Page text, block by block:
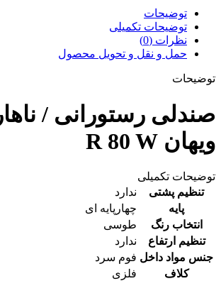
توضیحات
توضیحات تکمیلی
نظرات (0)
حمل و نقل و تحویل محصول
توضیحات
صندلی رستورانی /
ویهان R 80 W
توضیحات تکمیلی
تنظیم پشتی
ندارد
پایه
چهارپایه ای
انتخاب رنگ
طوسی
تنظیم ارتفاع
ندارد
جنس مواد داخل فوم سرد
کلاف
فلزی